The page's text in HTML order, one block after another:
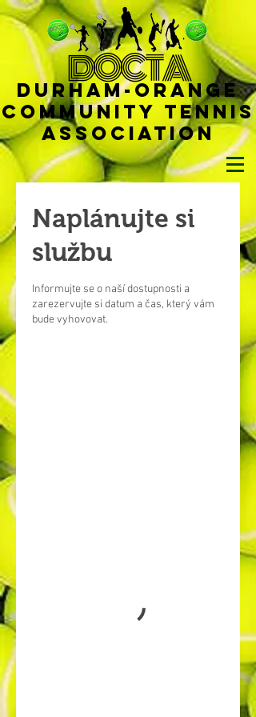
DOCTA
Durham-Orange
Community Tennis
Association
Naplánujte si
službu
Informujte se o naší dostupnosti a
zarezervujte si datum a čas, který vám
bude vyhovovat.